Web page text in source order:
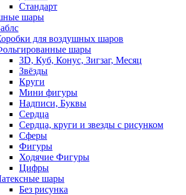
Стандарт
шары
для воздушных шаров
шары
3D, Куб, Конус, Зигзаг, Месяц
Звёзды
Круги
Мини фигуры
Надписи, Буквы
Сердца
Сердца, круги и звезды с рисунком
Сферы
Фигуры
Ходячие Фигуры
Цифры
шары
Без рисунка